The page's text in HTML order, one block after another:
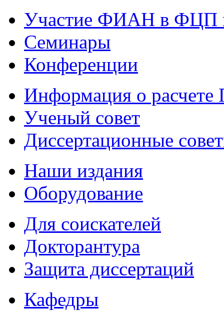
Участие ФИАН в ФЦП
Семинары
Конференции
Информация о
Ученый совет
Диссертационные
Наши издания
Оборудование
Для соискателей
Докторантура
Защита диссертаций
Кафедры